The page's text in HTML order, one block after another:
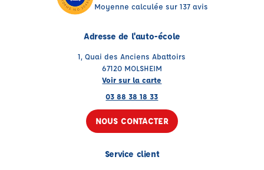
Moyenne calculée sur 137 avis
Adresse de l'auto-école
1, Quai des Anciens Abattoirs
67120 MOLSHEIM
Voir sur la carte
03 88 38 18 33
NOUS CONTACTER
Service client